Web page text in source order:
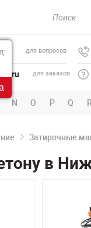
для вопросов
для заказов
N O P Q R
Затирочные
в